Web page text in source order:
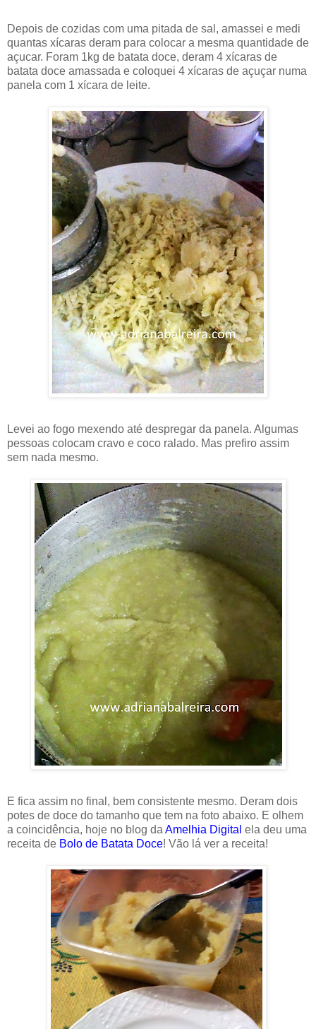
Depois de cozidas com uma pitada de sal, amassei e medi
quantas xícaras deram para colocar a mesma quantidade de
açucar. Foram 1kg de batata doce, deram 4 xícaras de
batata doce amassada e coloquei 4 xícaras de açuçar numa
panela com 1 xícara de leite.
Levei ao fogo mexendo até despregar da panela. Algumas
pessoas colocam cravo e coco ralado. Mas prefiro assim
sem nada mesmo.
E fica assim no final, bem consistente mesmo. Deram dois
potes de doce do tamanho que tem na foto abaixo. E olhem
a coincidência, hoje no blog da Amelhia Digital ela deu uma
receita de Bolo de Batata Doce! Vão lá ver a receita!